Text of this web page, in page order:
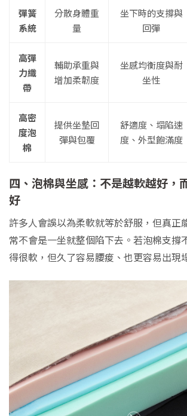
彈簧
系統
分散身體重
量
坐下時的支撐與
回彈
高彈
力織
帶
輔助承重與
增加柔韌度
坐感均衡度與耐
坐性
高密
度泡
棉
提供坐墊回
彈與包覆
舒適度、塌陷速
度、外型飽滿度
四、泡棉與坐感：不是越軟越好，
好
許多人會誤以為柔軟就等於舒服，但真正
常不會是一坐就整個陷下去。若泡棉支撐
得很軟，但久了容易腰痠、也更容易出現